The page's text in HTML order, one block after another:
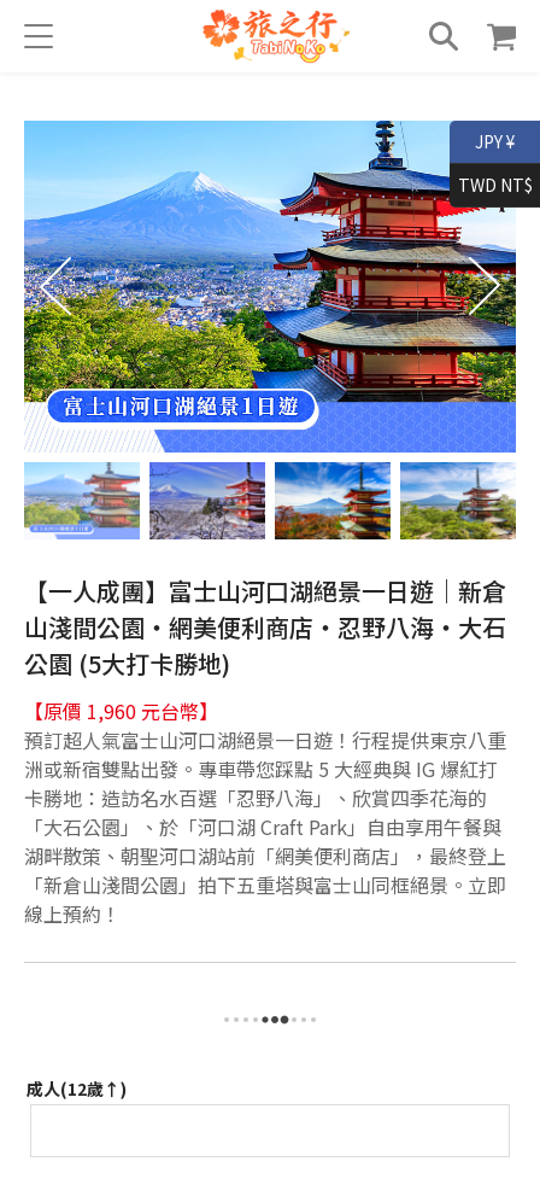
【一人成團】富士山河口湖絕景一日遊｜新倉
山淺間公園・網美便利商店・忍野八海・大石
公園 (5大打卡勝地)
【原價 1,960 元台幣】
預訂超人氣富士山河口湖絕景一日遊！行程提供東京八重
洲或新宿雙點出發。專車帶您踩點 5 大經典與 IG 爆紅打
卡勝地：造訪名水百選「忍野八海」、欣賞四季花海的
「大石公園」、於「河口湖 Craft Park」自由享用午餐與
湖畔散策、朝聖河口湖站前「網美便利商店」，最終登上
「新倉山淺間公園」拍下五重塔與富士山同框絕景。立即
線上預約！
成人(12歲↑)
JPY ¥
TWD NT$